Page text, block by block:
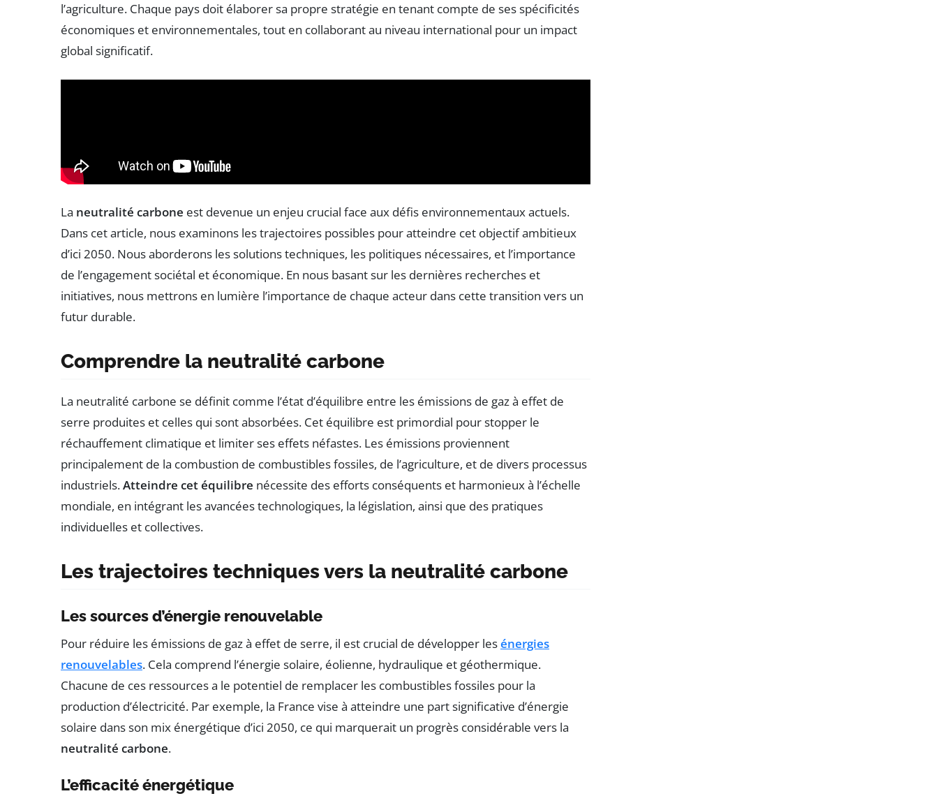
l’agriculture. Chaque pays doit élaborer sa propre stratégie en tenant compte de ses spécificités
économiques et environnementales, tout en collaborant au niveau international pour un impact
global significatif.
La neutralité carbone est devenue un enjeu crucial face aux défis environnementaux actuels.
Dans cet article, nous examinons les trajectoires possibles pour atteindre cet objectif ambitieux
d’ici 2050. Nous aborderons les solutions techniques, les politiques nécessaires, et l’importance
de l’engagement sociétal et économique. En nous basant sur les dernières recherches et
initiatives, nous mettrons en lumière l’importance de chaque acteur dans cette transition vers un
futur durable.
Comprendre la neutralité carbone
La neutralité carbone se définit comme l’état d’équilibre entre les émissions de gaz à effet de
serre produites et celles qui sont absorbées. Cet équilibre est primordial pour stopper le
réchauffement climatique et limiter ses effets néfastes. Les émissions proviennent
principalement de la combustion de combustibles fossiles, de l’agriculture, et de divers processus
industriels.Atteindre cet équilibre nécessite des efforts conséquents et harmonieux à l’échelle
mondiale, en intégrant les avancées technologiques, la législation, ainsi que des pratiques
individuelles et collectives.
Les trajectoires techniques vers la neutralité carbone
Les sources d’énergie renouvelable
Pour réduire les émissions de gaz à effet de serre, il est crucial de développer lesénergies
renouvelables. Cela comprend l’énergie solaire, éolienne, hydraulique et géothermique.
Chacune de ces ressources a le potentiel de remplacer les combustibles fossiles pour la
production d’électricité. Par exemple, la France vise à atteindre une part significative d’énergie
solaire dans son mix énergétique d’ici 2050, ce qui marquerait un progrès considérable vers la
neutralité carbone.
L’efficacité énergétique